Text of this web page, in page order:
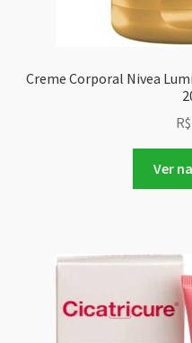
Creme Corporal Nivea
R$
Ver